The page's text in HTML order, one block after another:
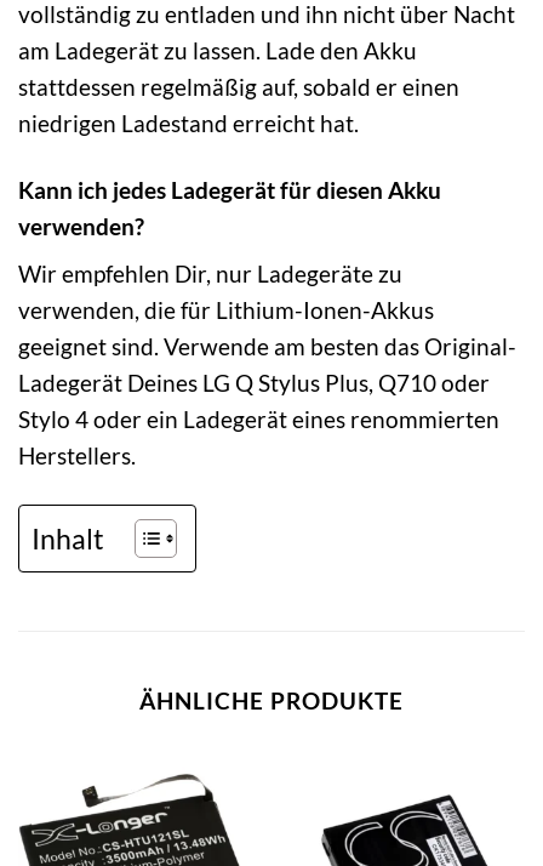
vollständig zu entladen und ihn nicht über Nacht
am Ladegerät zu lassen. Lade den Akku
stattdessen regelmäßig auf, sobald er einen
niedrigen Ladestand erreicht hat.
Kann ich jedes Ladegerät für diesen Akku
verwenden?
Wir empfehlen Dir, nur Ladegeräte zu
verwenden, die für Lithium-Ionen-Akkus
geeignet sind. Verwende am besten das Original-
Ladegerät Deines LG Q Stylus Plus, Q710 oder
Stylo 4 oder ein Ladegerät eines renommierten
Herstellers.
Inhalt
ÄHNLICHE PRODUKTE